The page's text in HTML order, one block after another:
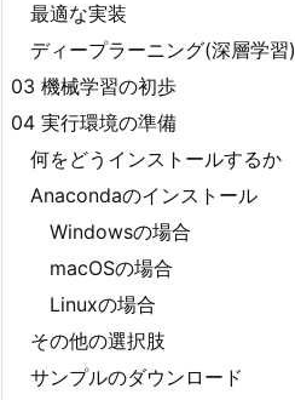
最適な実装
ディープラーニング(深層学習)
03 機械学習の初歩
04 実行環境の準備
何をどうインストールするか
Anacondaのインストール
Windowsの場合
macOSの場合
Linuxの場合
その他の選択肢
サンプルのダウンロード